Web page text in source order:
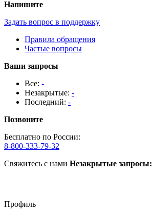
Напишите
Задать вопрос в поддержку
Правила обращения
Частые вопросы
Ваши запросы
Все: -
Незакрытые: -
Последний: -
Позвоните
Бесплатно по России:
8-800-333-79-32
Свяжитесь с нами Незакрытые запросы:
Профиль